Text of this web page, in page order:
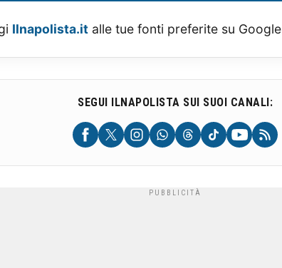
Ilnapolista.it alle tue fonti preferite su Google
SEGUI ILNAPOLISTA SUI SUOI CANALI: